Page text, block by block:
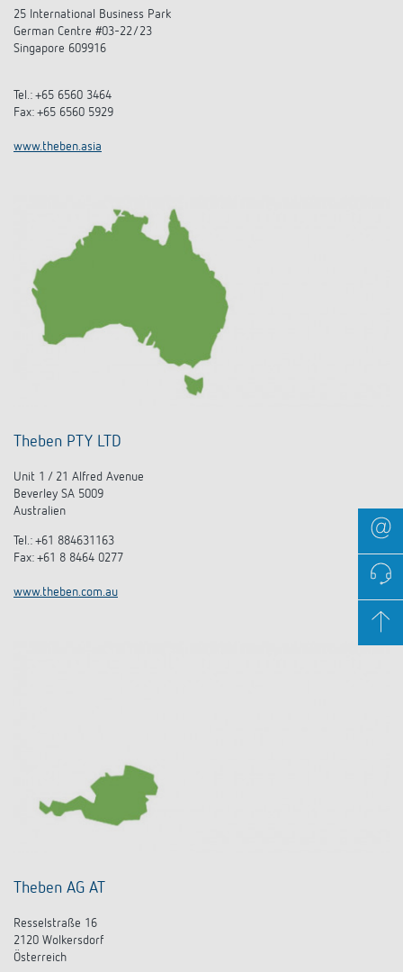
25 International Business Park
German Centre #03-22/23
Singapore 609916
Tel.: +65 6560 3464
Fax: +65 6560 5929
www.theben.asia
Theben PTY LTD
Unit 1 / 21 Alfred Avenue
Beverley SA 5009
Australien
Tel.: +61 884631163
Fax: +61 8 8464 0277
www.theben.com.au
Theben AG AT
Resselstraße 16
2120 Wolkersdorf
Österreich